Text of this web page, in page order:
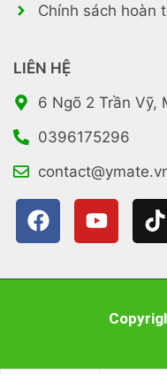
Chính sách hoàn
LIÊN HỆ
6 Ngõ 2 Trần Vỹ,
0396175296